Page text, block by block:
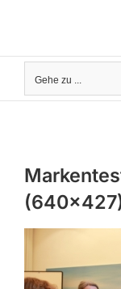
Gehe zu ...